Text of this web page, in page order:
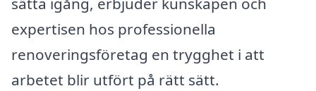
expertisen hos professionella
renoveringsföretag en trygghet i att
arbetet blir utfört på rätt sätt.